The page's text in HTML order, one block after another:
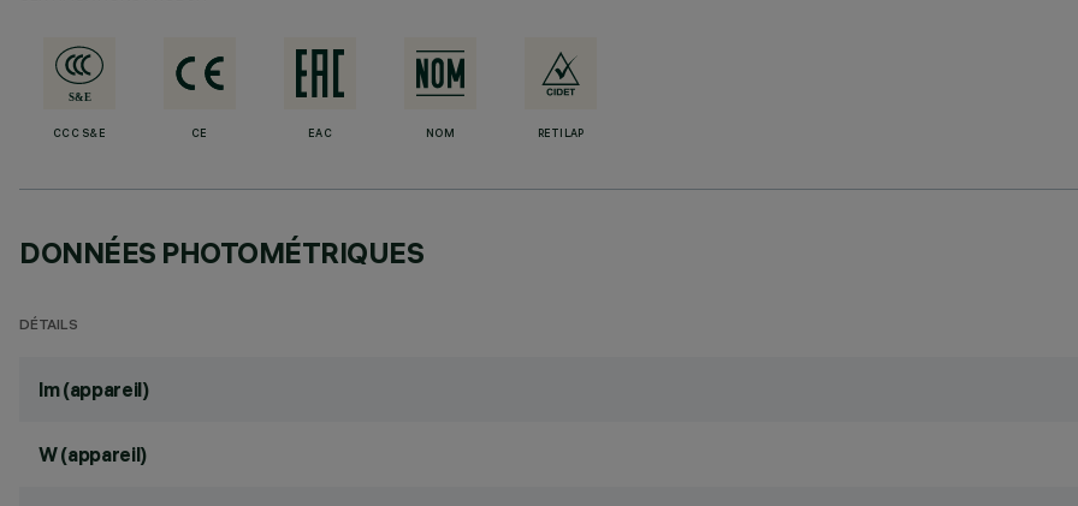
CCC S&E CE EAC NOM RETILAP
DONNÉES PHOTOMÉTRIQUES
DÉTAILS
lm (appareil)
W (appareil)